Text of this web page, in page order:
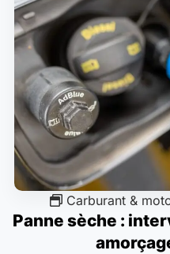
Carburant &
Panne sèche :